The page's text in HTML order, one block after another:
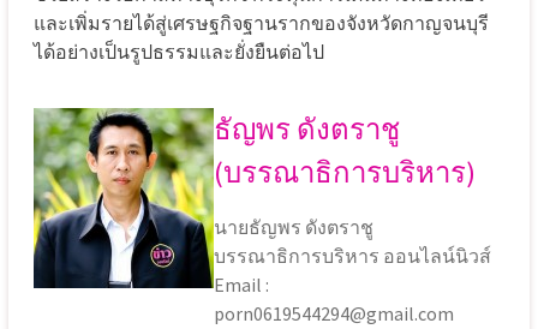
และเพิ่มรายได้สู่เศรษฐกิจฐานรากของจังหวัดกาญจนบุรี
ได้อย่างเป็นรูปธรรมและยั่งยืนต่อไป
ธัญพร ดังตราชู
(บรรณาธิการบริหาร)
นายธัญพร ดังตราชู
บรรณาธิการบริหาร ออนไลน์นิวส์
Email :
porn0619544294@gmail.com